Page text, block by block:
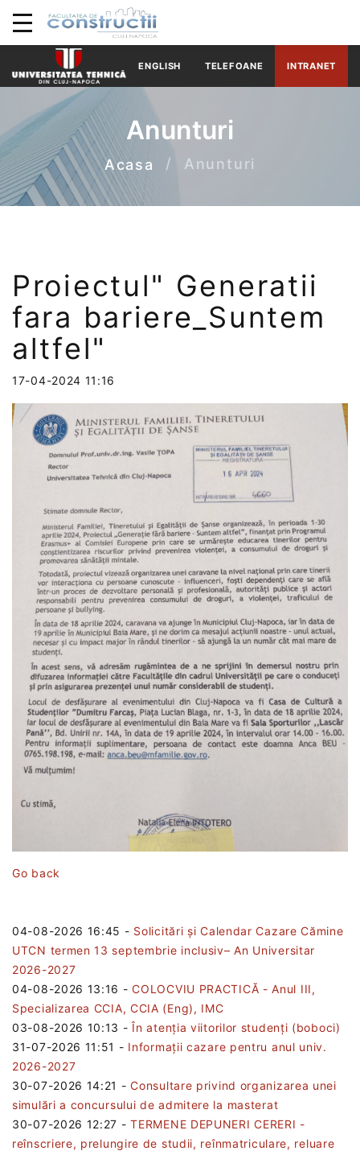
ENGLISH TELEFOANE INTRANET
Anunturi
Acasa Anunturi
Proiectul" Generatii
fara bariere_Suntem
altfel"
17-04-2024 11:16
Go back
04-08-2026 16:45 - Solicitări și Calendar Cazare Cămine
UTCN termen 13 septembrie inclusiv– An Universitar
2026-2027
04-08-2026 13:16 -COLOCVIU PRACTICĂ - Anul III,
Specializarea CCIA, CCIA (Eng), IMC
03-08-2026 10:13 -În atenția viitorilor studenți (boboci)
31-07-2026 11:51 - Informații cazare pentru anul univ.
2026-2027
30-07-2026 14:21 -Consultare privind organizarea unei
simulări a concursului de admitere la masterat
30-07-2026 12:27 -TERMENE DEPUNERI CERERI -
reînscriere, prelungire de studii, reînmatriculare, reluare